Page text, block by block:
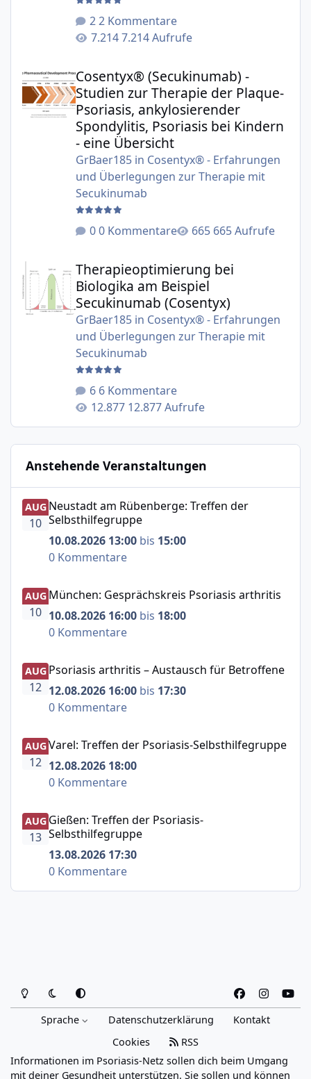
2 Kommentare
7.214 Aufrufe
Cosentyx® (Secukinumab) -
Studien zur Therapie der Plaque-
Psoriasis, ankylosierender
Spondylitis, Psoriasis bei Kindern
- eine Übersicht
GrBaer185in Cosentyx® - Erfahrungen
und Überlegungen zur Therapie mit
Secukinumab
0 Kommentare
665 Aufrufe
Therapieoptimierung bei Biologika am Beispiel
Therapieoptimierung bei
Biologika am Beispiel
Secukinumab (Cosentyx)
GrBaer185in Cosentyx® - Erfahrungen
und Überlegungen zur Therapie mit
Secukinumab
6 Kommentare
12.877 Aufrufe
Anstehende Veranstaltungen
Neustadt am Rübenberge: Treffen der Selbsthilfegruppe
AUG
10
Neustadt am Rübenberge: Treffen der
Selbsthilfegruppe
10.08.2026 13:00 bis 15:00
0 Kommentare
München: Gesprächskreis Psoriasis arthritis
AUG
10
München: Gesprächskreis Psoriasis arthritis
10.08.2026 16:00 bis 18:00
0 Kommentare
Psoriasis arthritis – Austausch für Betroffene
AUG
12
Psoriasis arthritis – Austausch für Betroffene
12.08.2026 16:00 bis 17:30
0 Kommentare
Varel: Treffen der Psoriasis-Selbsthilfegruppe
AUG
12
Varel: Treffen der Psoriasis-Selbsthilfegruppe
12.08.2026 18:00
0 Kommentare
Gießen: Treffen der Psoriasis-Selbsthilfegruppe
AUG
13
Gießen: Treffen der Psoriasis-
Selbsthilfegruppe
13.08.2026 17:30
0 Kommentare
Heller ModusDunkler Modus
Systemeinstellung
a
b
o
n
s
a
g
o
u
b
Sprache Datenschutzerklärung
Kontakt
Cookies
RSS
Informationen im Psoriasis-Netz sollen dich beim Umgang
mit deiner Gesundheit unterstützen. Sie sollen und können